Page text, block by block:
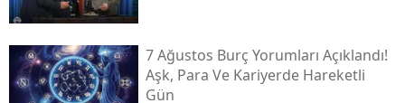
7 Ağustos Burç Yorumları Açıklandı!
Aşk, Para Ve Kariyerde Hareketli
Gün